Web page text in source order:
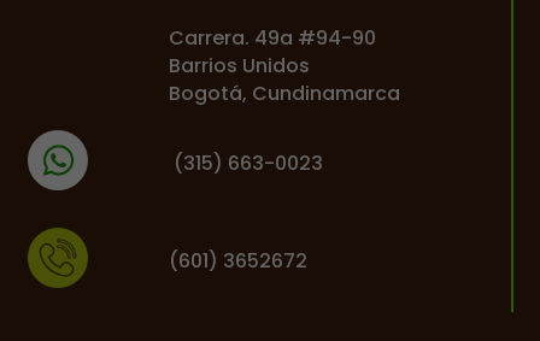
Carrera. 49a #94-90
Barrios Unidos
Bogotá, Cundinamarca
(315) 663-0023
(601) 3652672